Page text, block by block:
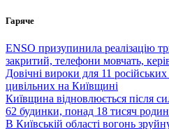
Перейти
вмісту
Гаряче
ENSO призупинила реалізацію
закритий, телефони мовчать,
Довічні вироки для 11 російських
цивільних на Київщині
Київщина відновлюється після
62 будинки, понад 18 тисяч
В Київській області вогонь